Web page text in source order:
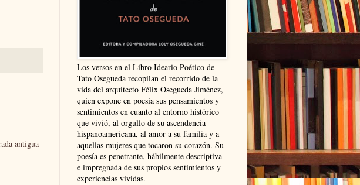
antigua
Los versos en el Libro Ideario Poético de
Tato Osegueda recopilan el recorrido de la
vida del arquitecto Félix Osegueda Jiménez,
quien expone en poesía sus pensamientos y
sentimientos en cuanto al entorno histórico
que vivió, al orgullo de su ascendencia
hispanoamericana, al amor a su familia y a
aquellas mujeres que tocaron su corazón. Su
poesía es penetrante, hábilmente descriptiva
e impregnada de sus propios sentimientos y
experiencias vividas.